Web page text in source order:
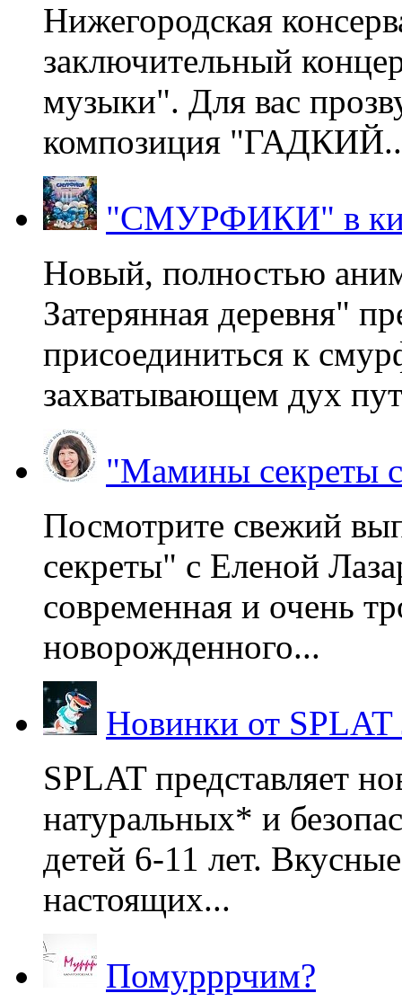
Нижегородская
заключительный
музыки". Для вас
композиция
"СМУРФИКИ" в
Новый, полностью
Затерянная деревня"
присоединиться к
захватывающем дух
"Мамины секреты
Посмотрите свежий
секреты" с Еленой
современная и очень
новорожденного...
Новинки от
SPLAT представляет
натуральных* и
детей 6-11 лет.
настоящих...
Помурррчим?